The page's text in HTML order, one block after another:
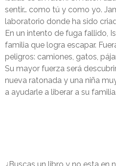
sentir… como tú y como yo.
laboratorio donde ha sido
En un intento de fuga fallido,
familia que logra escapar.
peligros: camiones, gatos,
Su mayor fuerza será
nueva ratonada y una niña
a ayudarle a liberar a su familia.